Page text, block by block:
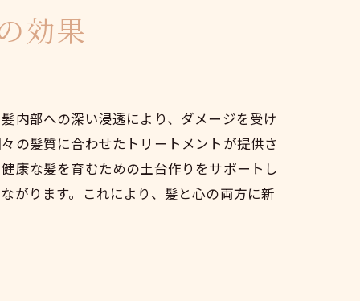
効果
内部への深い浸透により、ダメージを受け
の髪質に合わせたトリートメントが提供さ
康な髪を育むための土台作りをサポートし
がります。これにより、髪と心の両方に新